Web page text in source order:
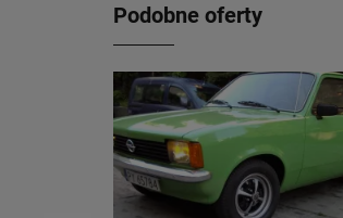
Podobne oferty